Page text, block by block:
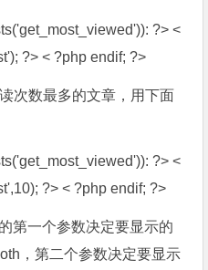
?> <
?> < ?php endif; ?>
次数最多的文章，用下面
?> <
?> < ?php endif; ?>
第一个参数决定要显示的
，第二个参数决定要显示